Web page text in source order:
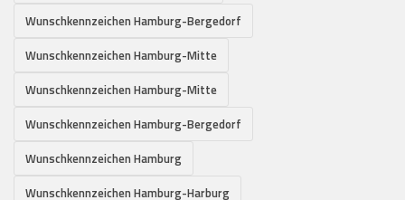
Wunschkennzeichen Hamburg-Bergedorf
Wunschkennzeichen Hamburg-Mitte
Wunschkennzeichen Hamburg-Mitte
Wunschkennzeichen Hamburg-Bergedorf
Wunschkennzeichen Hamburg
Wunschkennzeichen Hamburg-Harburg